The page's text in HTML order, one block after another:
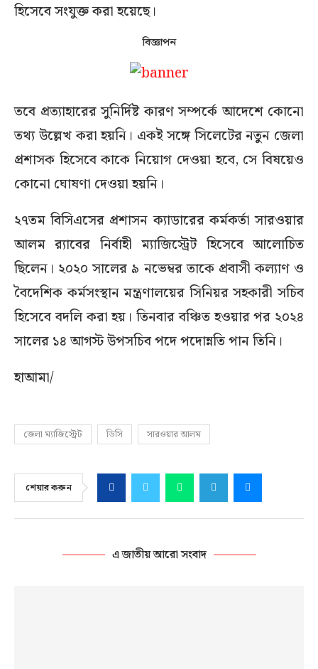
হিসেবে সংযুক্ত করা হয়েছে।
বিজ্ঞাপন
তবে প্রত্যাহারের সুনির্দিষ্ট কারণ সম্পর্কে আদেশে কোনো
তথ্য উল্লেখ করা হয়নি। একই সঙ্গে সিলেটের নতুন জেলা
প্রশাসক হিসেবে কাকে নিয়োগ দেওয়া হবে, সে বিষয়েও
কোনো ঘোষণা দেওয়া হয়নি।
২৭তম বিসিএসের প্রশাসন ক্যাডারের কর্মকর্তা সারওয়ার
আলম র‍্যাবের নির্বাহী ম্যাজিস্ট্রেট হিসেবে আলোচিত
ছিলেন। ২০২০ সালের ৯ নভেম্বর তাকে প্রবাসী কল্যাণ ও
বৈদেশিক কর্মসংস্থান মন্ত্রণালয়ের সিনিয়র সহকারী সচিব
হিসেবে বদলি করা হয়। তিনবার বঞ্চিত হওয়ার পর ২০২৪
সালের ১৪ আগস্ট উপসচিব পদে পদোন্নতি পান তিনি।
হাআমা/
জেলা ম্যাজিস্ট্রেট ডিসি সারওয়ার আলম
শেয়ার করুন
এ জাতীয় আরো সংবাদ